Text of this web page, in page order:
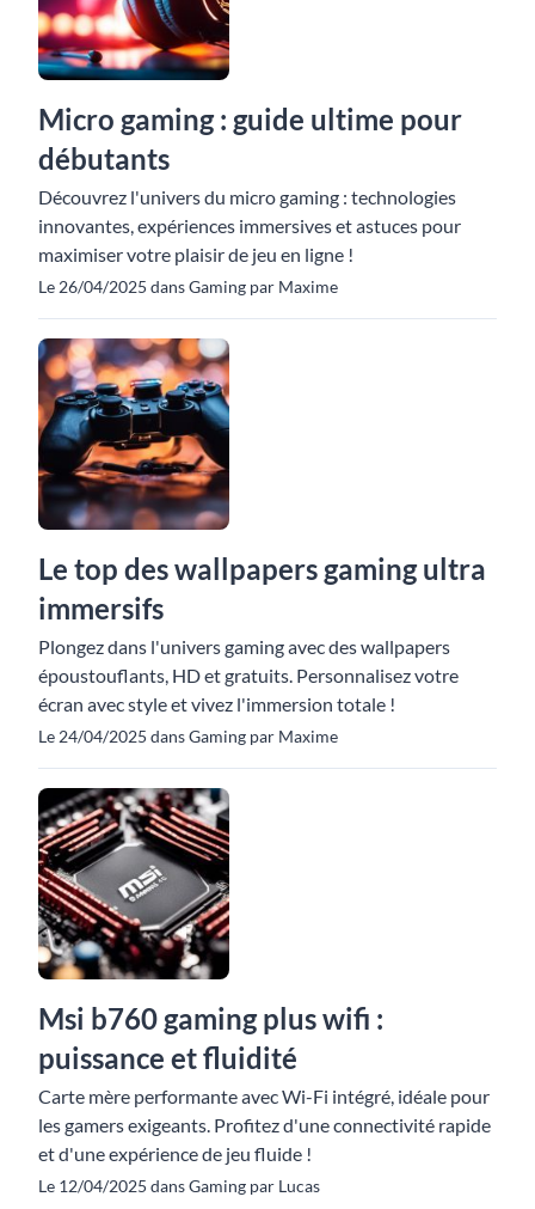
Micro gaming : guide ultime pour
débutants
Découvrez l'univers du micro gaming : technologies
innovantes, expériences immersives et astuces pour
maximiser votre plaisir de jeu en ligne !
Le 26/04/2025 dans Gaming par Maxime
Le top des wallpapers gaming ultra
immersifs
Plongez dans l'univers gaming avec des wallpapers
époustouflants, HD et gratuits. Personnalisez votre
écran avec style et vivez l'immersion totale !
Le 24/04/2025 dans Gaming par Maxime
Msi b760 gaming plus wifi :
puissance et fluidité
Carte mère performante avec Wi-Fi intégré, idéale pour
les gamers exigeants. Profitez d'une connectivité rapide
et d'une expérience de jeu fluide !
Le 12/04/2025 dans Gaming par Lucas